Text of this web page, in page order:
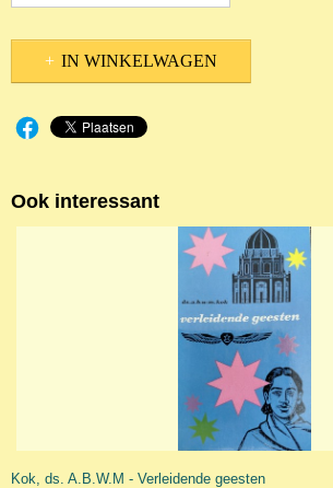
IN WINKELWAGEN
Ook interessant
Kok, ds. A.B.W.M - Verleidende geesten